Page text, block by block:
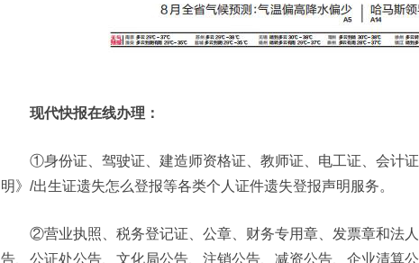
现代快报在线办理：
①身份证、驾驶证、建造师资格证、教师证、电工证、会计
明》/出生证遗失怎么登报等各类个人证件遗失登报声明服务。
②营业执照、税务登记证、公章、财务专用章、发票章和法
告、公证处公告、文化局公告、注销公告、减资公告、企业清算